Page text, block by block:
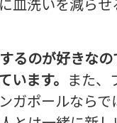
るのが好きな
います。 また、
ガポールなら